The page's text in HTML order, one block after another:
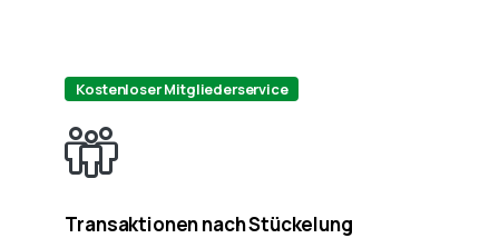
Kostenloser Mitgliederservice
Transaktionen nach Stückelung